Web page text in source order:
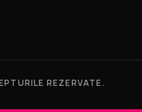
REZERVATE.